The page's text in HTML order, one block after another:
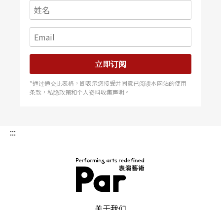
立即订阅
*通过递交此表格，即表示您接受并同意已阅读本网站的使用
条款，私隐政策和个人资料收集声明。
:::